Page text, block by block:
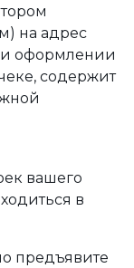
на адрес
оформлении
содержит
вашего
в
предъявите